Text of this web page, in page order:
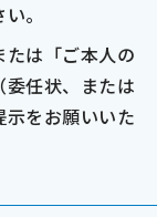
。
は「ご本人の
任状、または
をお願いいた